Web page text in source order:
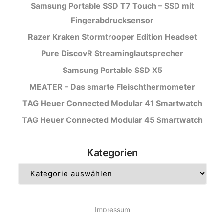
Samsung Portable SSD T7 Touch – SSD mit
Fingerabdrucksensor
Razer Kraken Stormtrooper Edition Headset
Pure DiscovR Streaminglautsprecher
Samsung Portable SSD X5
MEATER – Das smarte Fleischthermometer
TAG Heuer Connected Modular 41 Smartwatch
TAG Heuer Connected Modular 45 Smartwatch
Kategorien
Impressum